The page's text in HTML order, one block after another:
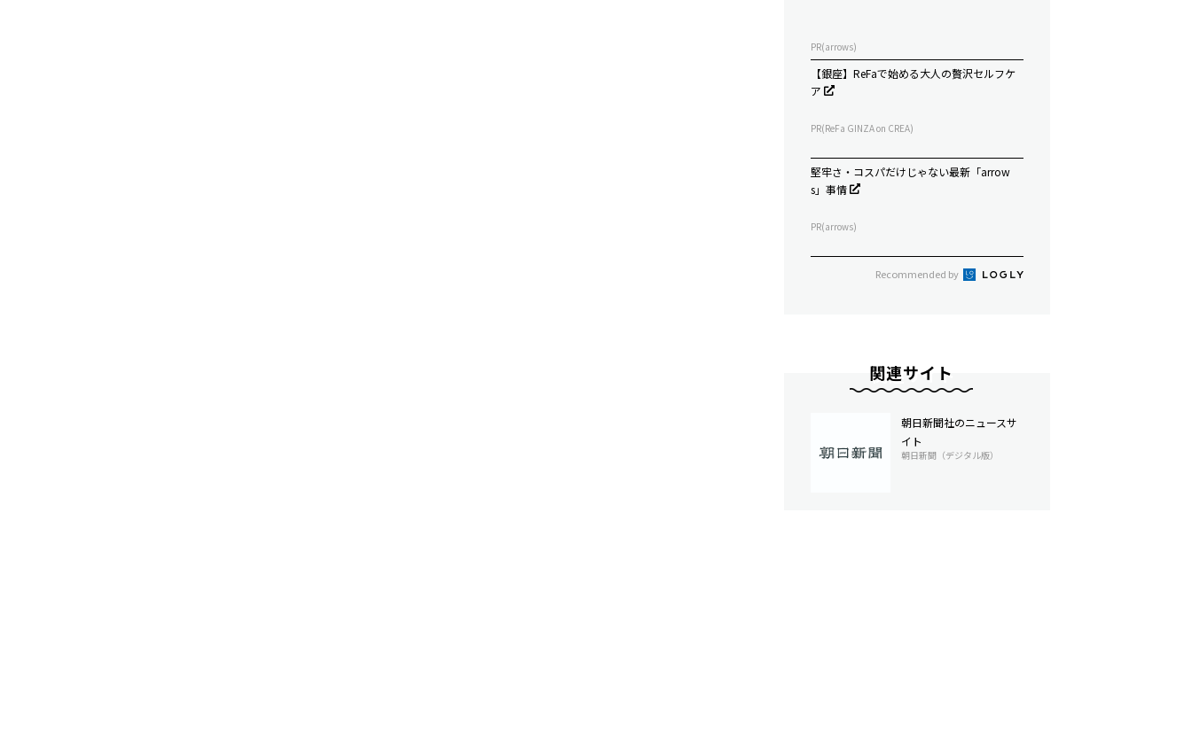
PR(arrows)
【銀座】ReFaで始める大人の贅沢セルフケ
ア
PR(ReFa GINZA on CREA)
堅牢さ・コスパだけじゃない最新「arrow
s」事情
PR(arrows)
Recommended by
関連サイト
朝日新聞社のニュースサ
イト
朝日新聞（デジタル版）